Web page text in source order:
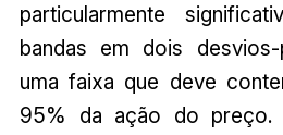
particularmente
bandas em dois
uma faixa que deve
95% da ação do preço.